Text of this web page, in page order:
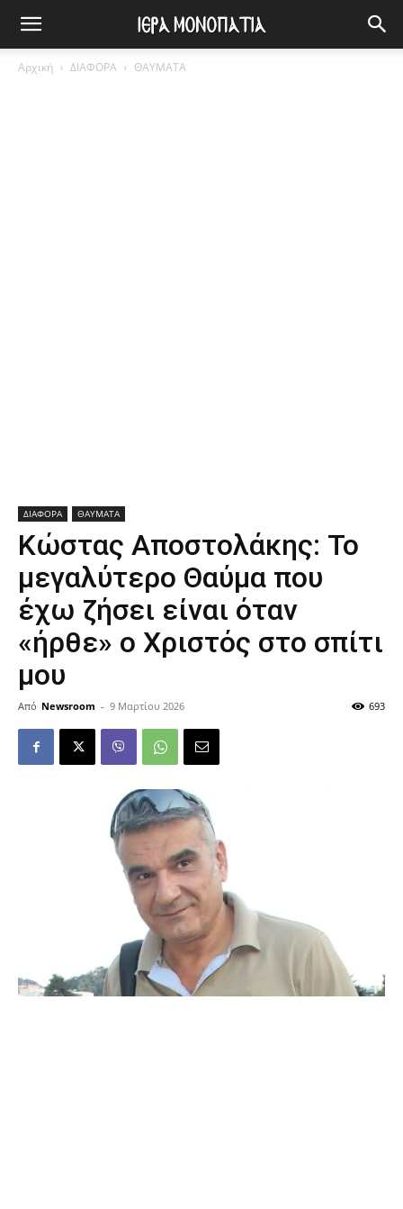
Αρχική ΔΙΑΦΟΡΑ ΘΑΥΜΑΤΑ
ΔΙΑΦΟΡΑ ΘΑΥΜΑΤΑ
Κώστας Αποστολάκης: Το
μεγαλύτερο Θαύμα που
έχω ζήσει είναι όταν
«ήρθε» ο Χριστός στο σπίτι
μου
Από Newsroom - 9 Μαρτίου 2026 693